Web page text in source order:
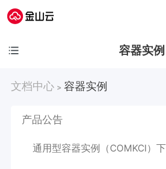
容器实例
文档中心 > 容器实例
产品公告
通用型容器实例（COMKCI）